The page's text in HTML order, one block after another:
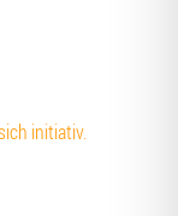
initiativ.